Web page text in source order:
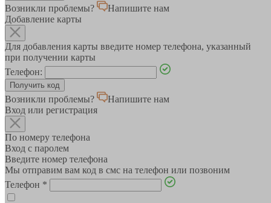
Возникли проблемы?
Напишите нам
Добавление карты
Для добавления карты введите номер телефона, указанный
при получении карты
Телефон:
Возникли проблемы?
Напишите нам
Вход или регистрация
По номеру телефона
Вход с паролем
Введите номер телефона
Мы отправим вам код в смс на телефон или позвоним
Телефон *